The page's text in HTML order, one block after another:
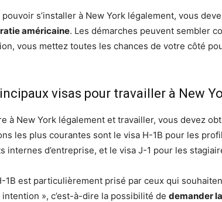
pouvoir s’installer à New York légalement, vous
américaine. Les démarches peuvent sembler
vous mettez toutes les chances de votre côté
visas pour travailler à New
à New York légalement et travailler, vous devez
les plus courantes sont le visa H-1B pour les
internes d’entreprise, et le visa J-1 pour les
1B est particulièrement prisé par ceux qui
intention », c’est-à-dire la possibilité de demander